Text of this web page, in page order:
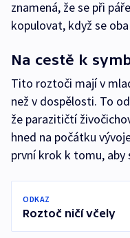
znamená, že se při
kopulovat, když se
Na cestě k
Tito roztoči mají v
než v dospělosti. To
že parazitičtí
hned na počátku
první krok k tomu,
ODKAZ
Roztoč ničí včely